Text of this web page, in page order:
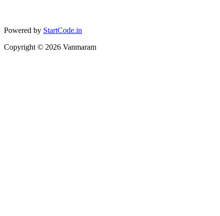
Powered by StartCode.in
Copyright © 2026 Vanmaram